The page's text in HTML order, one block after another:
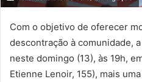
Com o objetivo de oferecer
descontração à comunidade,
neste domingo (13), às 19h,
Etienne Lenoir, 155), mais